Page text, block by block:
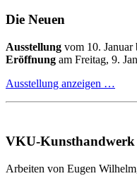
Die Neuen
Ausstellung vom 10. Januar
Eröffnung am Freitag, 9.
Ausstellung anzeigen …
VKU-Kunsthandwerk
Arbeiten von Eugen